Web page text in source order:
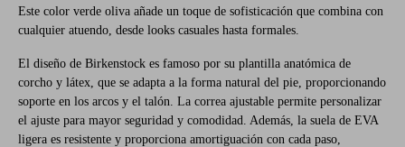
Este color verde oliva añade un toque de sofisticación que combina con
cualquier atuendo, desde looks casuales hasta formales.
El diseño de Birkenstock es famoso por su plantilla anatómica de
corcho y látex, que se adapta a la forma natural del pie, proporcionando
soporte en los arcos y el talón. La correa ajustable permite personalizar
el ajuste para mayor seguridad y comodidad. Además, la suela de EVA
ligera es resistente y proporciona amortiguación con cada paso,